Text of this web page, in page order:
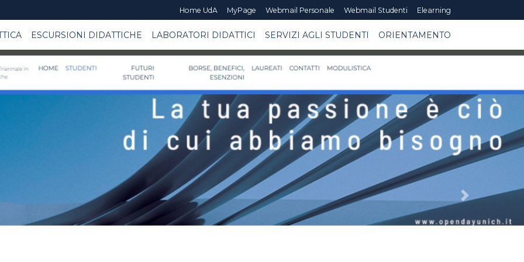
Home UdA MyPage Webmail Personale Webmail Studenti Elearning
ESCURSIONI DIDATTICHE LABORATORI DIDATTICI SERVIZI AGLI STUDENTI ORIENTAMENTO
Next